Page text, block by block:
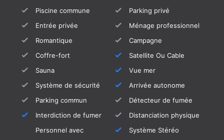
Piscine commune
Parking privé
Entrée privée
Ménage professionnel
Romantique
Campagne
Coffre-fort
Satellite Ou Cable
Sauna
Vue mer
Système de sécurité
Arrivée autonome
Parking commun
Détecteur de fumée
Interdiction de fumer
Distanciation physique
Personnel avec
Système Stéréo